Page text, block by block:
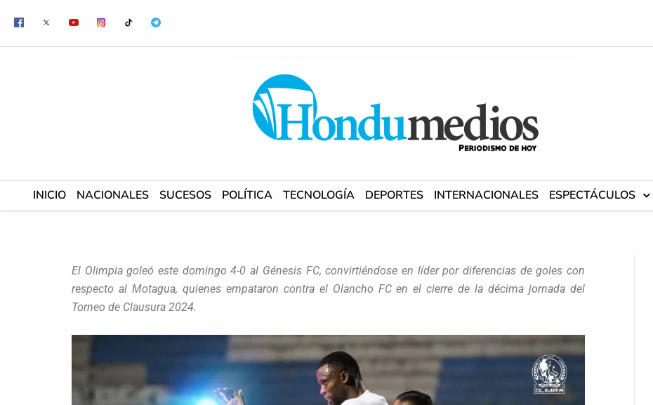
contenido
INICIO NACIONALES SUCESOS POLÍTICA TECNOLOGÍA DEPORTES INTERNACIONALES ESPECTÁCULOS
El Olimpia goleó este domingo 4-0 al Génesis FC, convirtiéndose en líder por diferencias de goles con
respecto al Motagua, quienes empataron contra el Olancho FC en el cierre de la décima jornada del
Torneo de Clausura 2024.